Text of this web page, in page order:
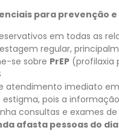
para prevenção
em todas as
regular,
se sobre PrEP (profilaxia
atendimento imediato
estigma, pois a
consultas e exames
afasta pessoas do